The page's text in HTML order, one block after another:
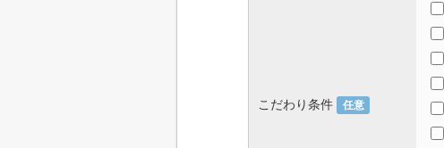
こだわり条件 任意